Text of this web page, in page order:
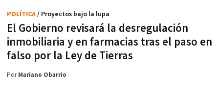
El Gobierno revisará la desregulación
inmobiliaria y en farmacias tras el paso en
falso por la Ley de Tierras
POLÍTICA/ Proyectos bajo la lupa
PorMariano Obarrio